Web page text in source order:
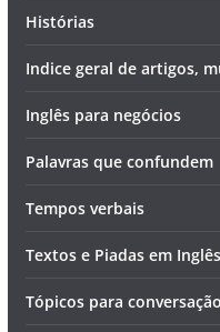
Histórias
Indice geral de artigos,
Inglês para negócios
Palavras que confundem
Tempos verbais
Textos e Piadas em Inglês
Tópicos para conversação